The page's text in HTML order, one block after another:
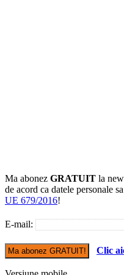
Ma abonez GRATUIT la
de acord ca datele personale
UE 679/2016!
E-mail:
Clic